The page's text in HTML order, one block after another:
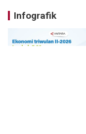
Infografik